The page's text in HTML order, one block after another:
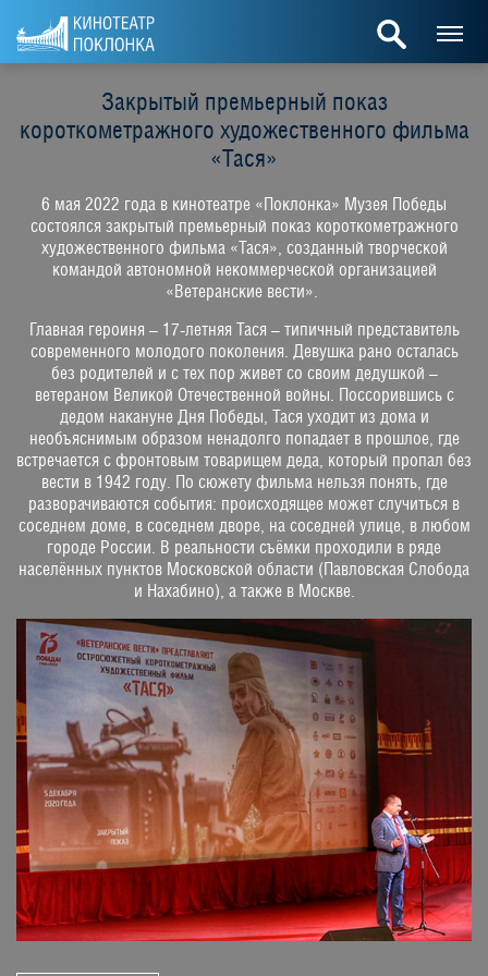
Закрытый премьерный показ
короткометражного художественного фильма
«Тася»
6 мая 2022 года в кинотеатре «Поклонка» Музея Победы
состоялся закрытый премьерный показ короткометражного
художественного фильма «Тася», созданный творческой
командой автономной некоммерческой организацией
«Ветеранские вести».
Главная героиня – 17-летняя Тася – типичный представитель
современного молодого поколения. Девушка рано осталась
без родителей и с тех пор живет со своим дедушкой –
ветераном Великой Отечественной войны. Поссорившись с
дедом накануне Дня Победы, Тася уходит из дома и
необъяснимым образом ненадолго попадает в прошлое, где
встречается с фронтовым товарищем деда, который пропал без
вести в 1942 году. По сюжету фильма нельзя понять, где
разворачиваются события: происходящее может случиться в
соседнем доме, в соседнем дворе, на соседней улице, в любом
городе России. В реальности съёмки проходили в ряде
населённых пунктов Московской области (Павловская Слобода
и Нахабино), а также в Москве.